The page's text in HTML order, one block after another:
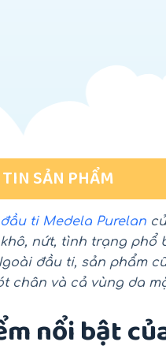
SẢN PHẨM
ti Medela Purelan
nứt, tình trạng phổ
đầu ti, sản phẩm
chân và cả vùng da
nổi bật